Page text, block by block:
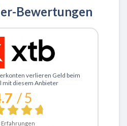
Bewertungen
verlieren Geld beim
mit diesem Anbieter
/ 5
Erfahrungen